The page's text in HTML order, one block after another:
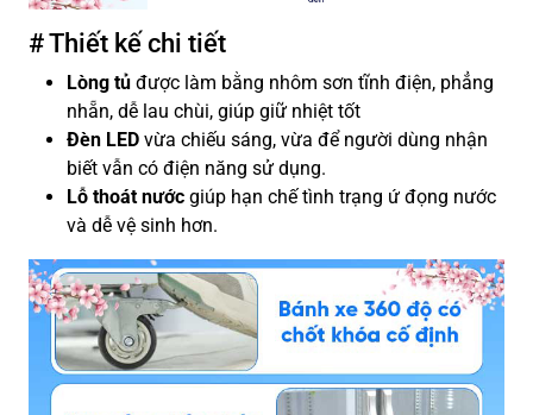
# Thiết kế chi tiết
Lòng tủ được làm bằng nhôm sơn tĩnh điện, phẳng
nhẵn, dễ lau chùi, giúp giữ nhiệt tốt
Đèn LED vừa chiếu sáng, vừa để người dùng nhận
biết vẫn có điện năng sử dụng.
Lỗ thoát nước giúp hạn chế tình trạng ứ đọng nước
và dễ vệ sinh hơn.